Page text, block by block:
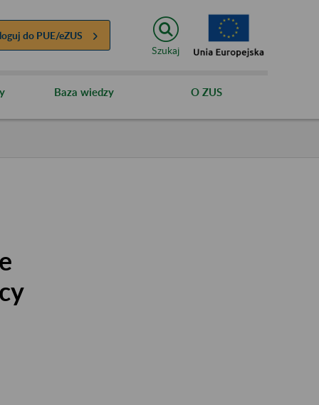
do PUE/eZUS
Szukaj
Baza wiedzy O ZUS